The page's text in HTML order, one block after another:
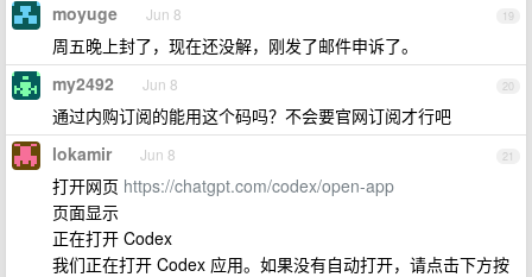
19
moyuge Jun 8
周五晚上封了，现在还没解，刚发了邮件申诉了。
20
my2492 Jun 8
通过内购订阅的能用这个码吗？不会要官网订阅才行吧
21
lokamir Jun 8
打开网页 https://chatgpt.com/codex/open-app
页面显示
正在打开 Codex
我们正在打开 Codex 应用。如果没有自动打开，请点击下方按